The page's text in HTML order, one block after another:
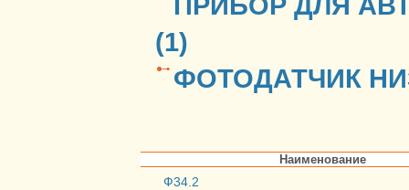
(1)
ФОТОДАТЧИК
Наименование
Ф34.2